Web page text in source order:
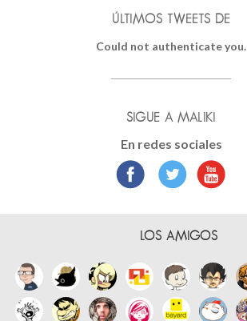
ÚLTIMOS TWEETS DE
Could not authenticate you.
SIGUE A MALIKI
En redes sociales
LOS AMIGOS